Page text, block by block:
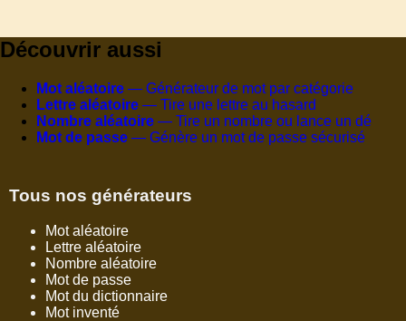
Découvrir aussi
Mot aléatoire — Générateur de mot par catégorie
Lettre aléatoire — Tire une lettre au hasard
Nombre aléatoire — Tire un nombre ou lance un dé
Mot de passe — Génère un mot de passe sécurisé
Tous nos générateurs
Mot aléatoire
Lettre aléatoire
Nombre aléatoire
Mot de passe
Mot du dictionnaire
Mot inventé